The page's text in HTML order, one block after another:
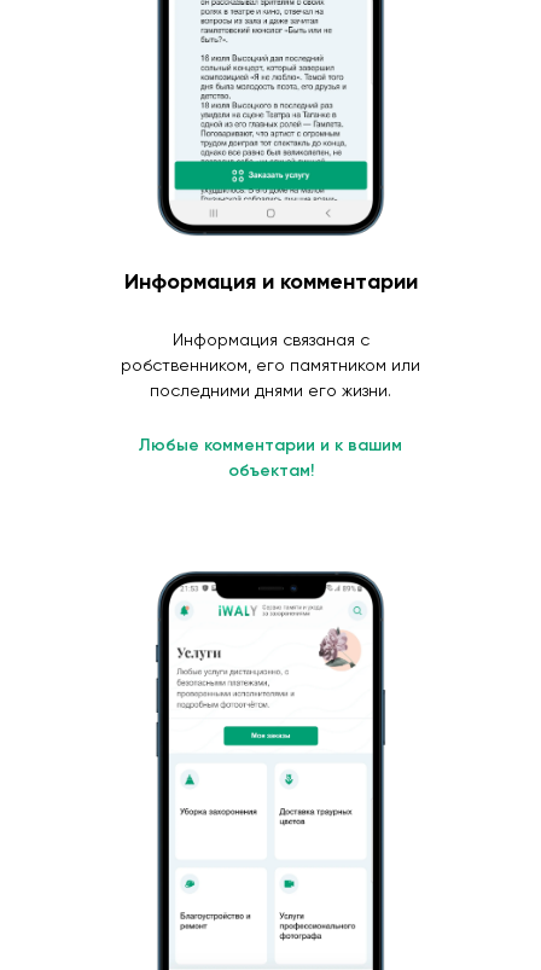
Информация и комментарии
Информация связаная с
робственником, его памятником или
последними днями его жизни.
Любые комментарии и к вашим
объектам!